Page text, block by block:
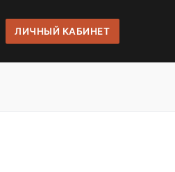
ЛИЧНЫЙ КАБИНЕТ